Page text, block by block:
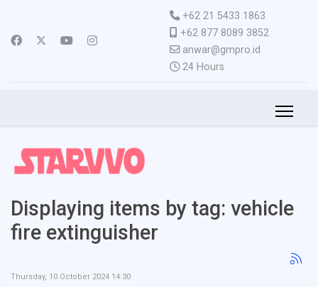
+62 21 5433 1863
+62 877 8089 3852
anwar@gmpro.id
24 Hours
Displaying items by tag: vehicle
fire extinguisher
Thursday, 10 October 2024 14:30